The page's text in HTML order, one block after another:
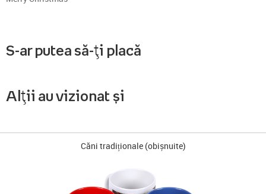
S-ar putea să-ți placă
Alții au vizionat și
Căni tradiționale (obișnuite)